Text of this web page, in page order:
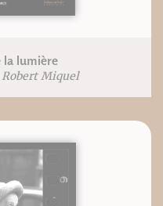
la lumière
Miquel